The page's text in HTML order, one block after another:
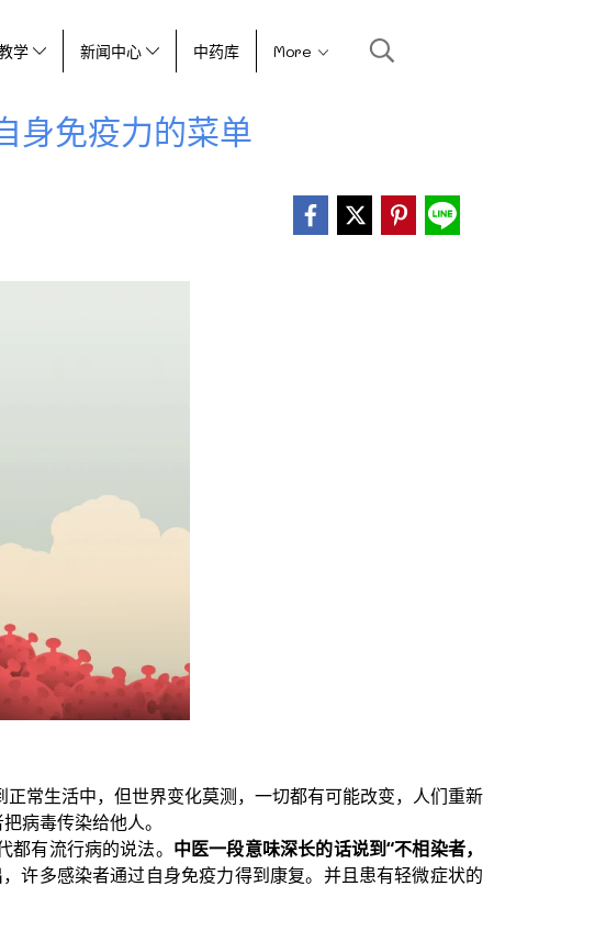
学 新闻中心 中药库 More
身免疫力的菜单
常生活中，但世界变化莫测，一切都有可能改变，人们重新
病毒传染给他人。
有流行病的说法。 中医一段意味深长的话说到“不相染者，
许多感染者通过自身免疫力得到康复。并且患有轻微症状的